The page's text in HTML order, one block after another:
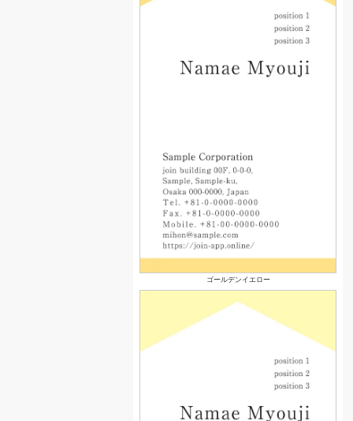
ゴールデンイエロー